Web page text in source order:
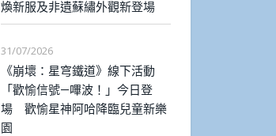
煥新服及非遺蘇繡外觀新登場
31/07/2026
《崩壞：星穹鐵道》線下活動
「歡愉信號—嗶波！」今日登
場 歡愉星神阿哈降臨兒童新樂
園